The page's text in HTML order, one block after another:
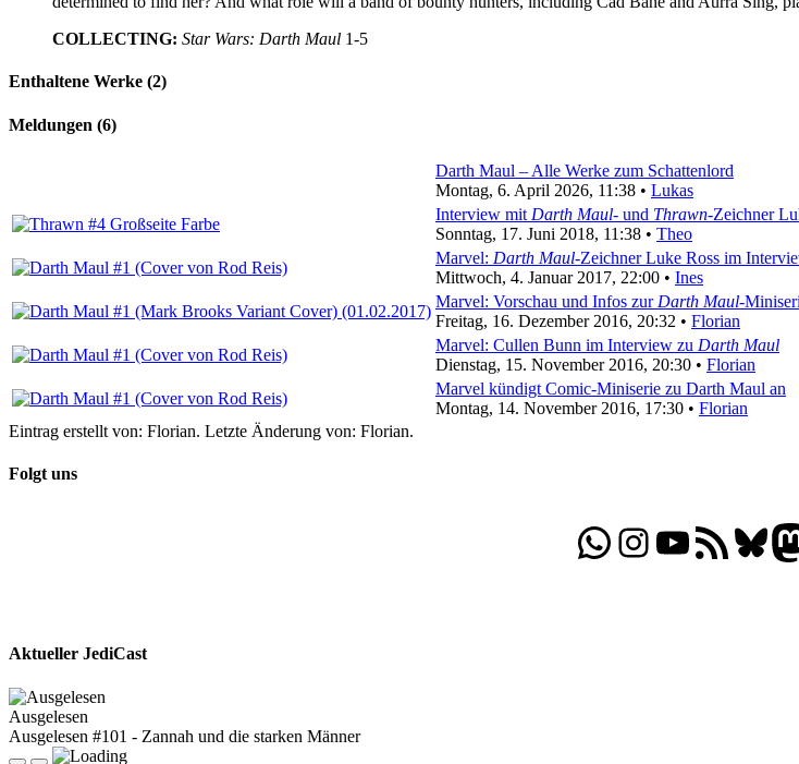
COLLECTING: Star Wars: Darth Maul 1-5
Enthaltene Werke (2)
Meldungen (6)
Darth Maul – Alle Werke zum Schattenlord
Montag, 6. April 2026, 11:38 • Lukas
Interview mit Darth Maul- und Thrawn-Zeichner
Sonntag, 17. Juni 2018, 11:38 • Theo
Marvel: Darth Maul-Zeichner Luke Ross im
Mittwoch, 4. Januar 2017, 22:00 • Ines
Marvel: Vorschau und Infos zur Darth Maul-
Freitag, 16. Dezember 2016, 20:32 • Florian
Marvel: Cullen Bunn im Interview zu Darth Maul
Dienstag, 15. November 2016, 20:30 • Florian
Marvel kündigt Comic-Miniserie zu Darth Maul an
Montag, 14. November 2016, 17:30 • Florian
Eintrag erstellt von: Florian. Letzte Änderung von: Florian.
Folgt uns
WhatsApp
Folgt uns auf Instagram
Besucht unseren YouTube-Kanal
RSS-Feed
Aktueller JediCast
Ausgelesen
Ausgelesen #101 - Zannah und die starken Männer